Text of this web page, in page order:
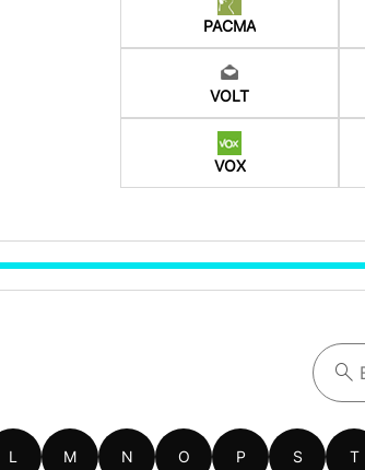
PACMA
VOLT
VOX
L M N O P S T